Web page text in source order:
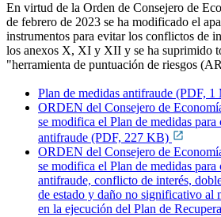
En virtud de la Orden de Consejero de
de febrero de 2023 se ha modificado el
instrumentos para evitar los conflictos de
los anexos X, XI y XII y se ha suprimido
"herramienta de puntuación de riesgos
Plan de medidas antifraude (PDF, 1
ORDEN del Consejero de
se modifica el Plan de medidas
antifraude (PDF, 227 KB)
ORDEN del Consejero de
se modifica el Plan de medidas
antifraude, conflicto de interés,
de estado y daño no significativo al
en la ejecución del Plan de